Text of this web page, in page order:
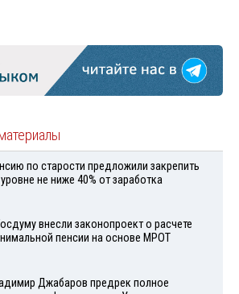
по старости предложили закрепить
не ниже 40% от заработка
внесли законопроект о расчете
пенсии на основе МРОТ
Джабаров предрек полное